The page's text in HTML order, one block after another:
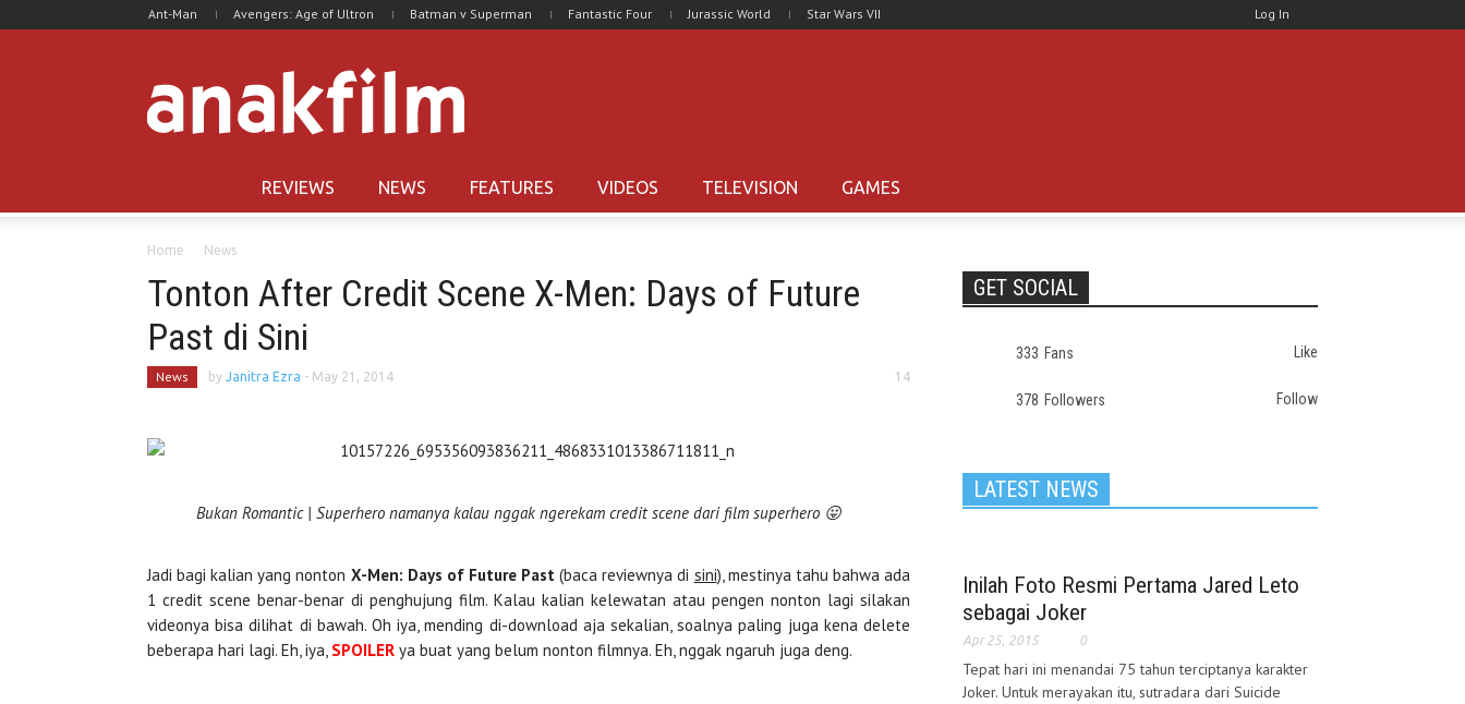
Ant-Man Avengers: Age of Ultron Batman v Superman Fantastic Four Jurassic World Star Wars VII Log In
REVIEWS NEWS FEATURES VIDEOS TELEVISION GAMES
Home News
Tonton After Credit Scene X-Men: Days of Future
Past di Sini
News by Janitra Ezra - May 21, 2014 14
Bukan Romantic | Superhero namanya kalau nggak ngerekam credit scene dari film superhero 😛
Jadi bagi kalian yang nonton X-Men: Days of Future Past(baca reviewnya di sini), mestinya tahu bahwa ada
1 credit scene benar-benar di penghujung film. Kalau kalian kelewatan atau pengen nonton lagi silakan
videonya bisa dilihat di bawah. Oh iya, mending di-download aja sekalian, soalnya paling juga kena delete
beberapa hari lagi. Eh, iya, SPOILER ya buat yang belum nonton filmnya. Eh, nggak ngaruh juga deng.
GET SOCIAL
333 Fans Like
378 Followers Follow
LATEST NEWS
Inilah Foto Resmi Pertama Jared Leto
sebagai Joker
Apr 25, 2015 0
Tepat hari ini menandai 75 tahun terciptanya karakter
Joker. Untuk merayakan itu, sutradara dari Suicide